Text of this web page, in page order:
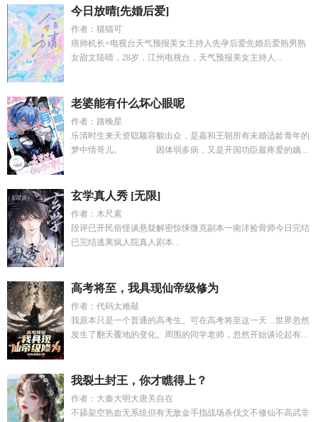
今日放晴[先婚后爱]
作者：猫猫可
痞帅机长×电视台天气预报美女主持人先孕后爱先婚后爱熟男熟
女甜文陆晴，28岁，江州电视台，天气预报美女主持人...
老婆能有什么坏心眼呢
作者：路晚星
乐清时生来天资聪颖容貌出众，是嘉和王朝所有未婚适龄青年的
梦中情哥儿。 因体弱多病，又是开国功臣最疼爱的嫡...
玄学真人秀 [无限]
作者：木尺素
段评已开民俗怪谈悬疑解密惊悚微克副本一南洋捡骨师今日完结
已完结逃离疯人院真人剧本...
高考将至，我具现仙帝级修为
作者：代码太难敲
我原本只是一个普通的高考生。可在高考将至这一天…世界忽然
发生了翻天覆地的变化。周围的同学老师，忽然开始谈论起有...
我裂土封王，你才瞧得上？
作者：大秦大明大唐关自在
不舔架空热血无系统但有无敌金手指战场杀伐文不修仙不高武非